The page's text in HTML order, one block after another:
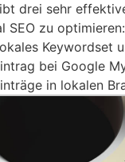
drei sehr
SEO zu optimieren:
Keywordset
bei Google
in lokalen